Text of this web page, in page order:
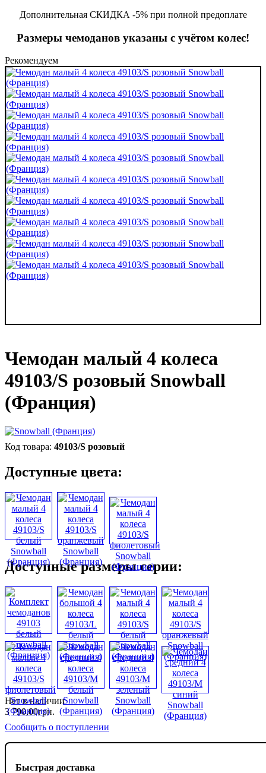
Дополнительная СКИДКА -5% при полной предоплате
Размеры чемоданов указаны с учётом колес!
Рекомендуем
Чемодан малый 4 колеса
49103/S розовый Snowball
(Франция)
Быстрая доставка
49103/S розовый
Доступные цвета:
Доступные размеры серии:
Нет в наличии
3 790,00грн.
Сообщить о поступлении